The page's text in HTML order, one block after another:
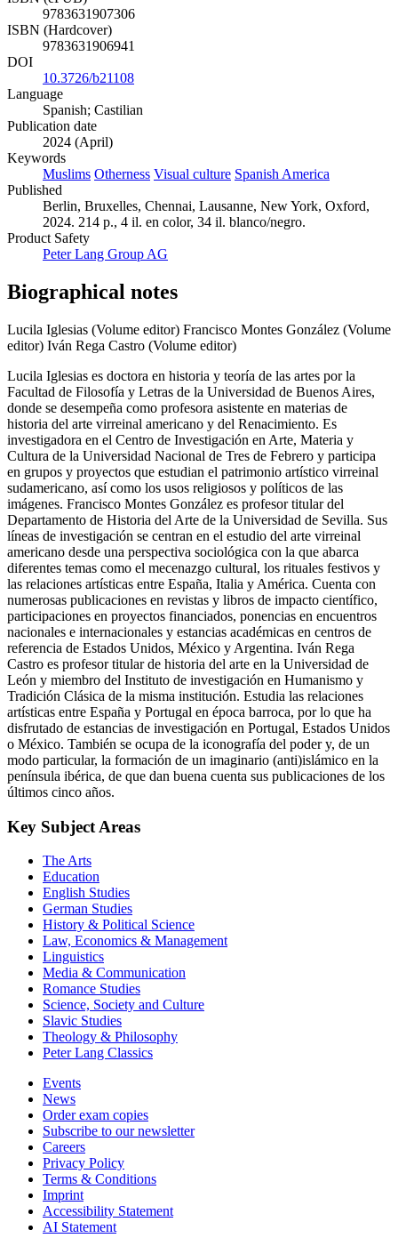
9783631907306
ISBN (Hardcover)
9783631906941
DOI
10.3726/b21108
Language
Spanish; Castilian
Publication date
2024 (April)
Keywords
Muslims Otherness Visual culture Spanish America
Published
Berlin, Bruxelles, Chennai, Lausanne, New York, Oxford,
2024. 214 p., 4 il. en color, 34 il. blanco/negro.
Product Safety
Peter Lang Group AG
Biographical notes
Lucila Iglesias (Volume editor) Francisco Montes González (Volume
editor) Iván Rega Castro (Volume editor)
Lucila Iglesias es doctora en historia y teoría de las artes por la
Facultad de Filosofía y Letras de la Universidad de Buenos Aires,
donde se desempeña como profesora asistente en materias de
historia del arte virreinal americano y del Renacimiento. Es
investigadora en el Centro de Investigación en Arte, Materia y
Cultura de la Universidad Nacional de Tres de Febrero y participa
en grupos y proyectos que estudian el patrimonio artístico virreinal
sudamericano, así como los usos religiosos y políticos de las
imágenes. Francisco Montes González es profesor titular del
Departamento de Historia del Arte de la Universidad de Sevilla. Sus
líneas de investigación se centran en el estudio del arte virreinal
americano desde una perspectiva sociológica con la que abarca
diferentes temas como el mecenazgo cultural, los rituales festivos y
las relaciones artísticas entre España, Italia y América. Cuenta con
numerosas publicaciones en revistas y libros de impacto científico,
participaciones en proyectos financiados, ponencias en encuentros
nacionales e internacionales y estancias académicas en centros de
referencia de Estados Unidos, México y Argentina. Iván Rega
Castro es profesor titular de historia del arte en la Universidad de
León y miembro del Instituto de investigación en Humanismo y
Tradición Clásica de la misma institución. Estudia las relaciones
artísticas entre España y Portugal en época barroca, por lo que ha
disfrutado de estancias de investigación en Portugal, Estados Unidos
o México. También se ocupa de la iconografía del poder y, de un
modo particular, la formación de un imaginario (anti)islámico en la
península ibérica, de que dan buena cuenta sus publicaciones de los
últimos cinco años.
Key Subject Areas
The Arts
Education
English Studies
German Studies
History & Political Science
Law, Economics & Management
Linguistics
Media & Communication
Romance Studies
Science, Society and Culture
Slavic Studies
Theology & Philosophy
Peter Lang Classics
Events
News
Order exam copies
Subscribe to our newsletter
Careers
Privacy Policy
Terms & Conditions
Imprint
Accessibility Statement
AI Statement